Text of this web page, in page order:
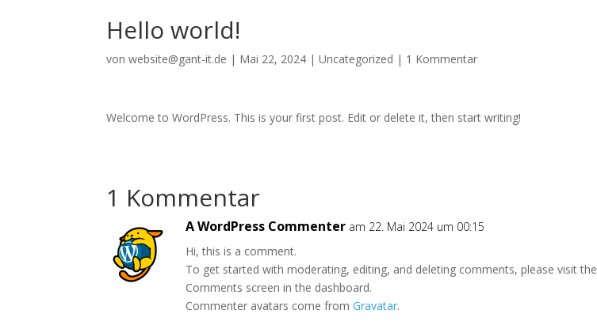
Hello world!
vonwebsite@gant-it.de | Mai 22, 2024 |Uncategorized | 1 Kommentar
Welcome to WordPress. This is your first post. Edit or delete it, then start writing!
1 Kommentar
A WordPress Commenter am 22. Mai 2024 um 00:15
Hi, this is a comment.
To get started with moderating, editing, and deleting comments, please visit the
Comments screen in the dashboard.
Commenter avatars come fromGravatar.